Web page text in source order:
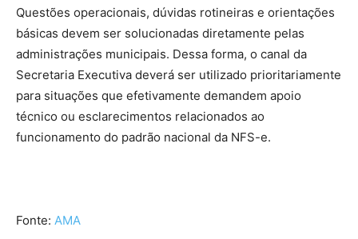
Questões operacionais, dúvidas rotineiras e orientações
básicas devem ser solucionadas diretamente pelas
administrações municipais. Dessa forma, o canal da
Secretaria Executiva deverá ser utilizado prioritariamente
para situações que efetivamente demandem apoio
técnico ou esclarecimentos relacionados ao
funcionamento do padrão nacional da NFS-e.
Fonte: AMA